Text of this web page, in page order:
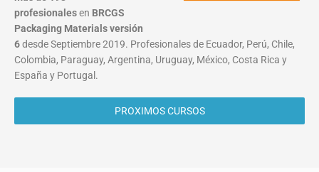
profesionalesen BRCGS
Packaging Materialsversión
6desde Septiembre 2019. Profesionales de Ecuador, Perú, Chile,
Colombia, Paraguay, Argentina, Uruguay, México, Costa Rica y
España y Portugal.
PROXIMOS CURSOS